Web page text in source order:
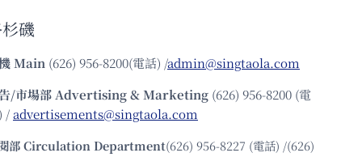
磯
Main (626) 956-8200(電話) /admin@singtaola.com
/市場部Advertising & Marketing (626) 956-8200 (電
/advertisements@singtaola.com
部 Circulation Department(626) 956-8227 (電話) /(626)